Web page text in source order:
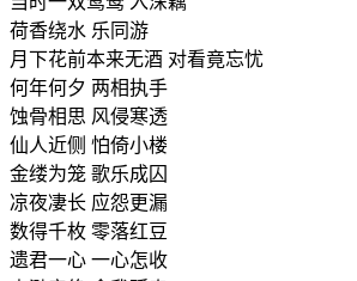
荷香绕水 乐同游
月下花前本来无酒 对看竟忘忧
何年何夕 两相执手
蚀骨相思 风侵寒透
仙人近侧 怕倚小楼
金缕为笼 歌乐成囚
凉夜凄长 应怨更漏
数得千枚 零落红豆
遗君一心 一心怎收